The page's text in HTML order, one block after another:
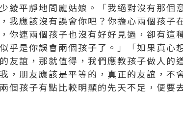
綾平靜地問龐姑娘。「我絕對沒有那個
我應該沒有誤會你吧？你擔心兩個孩子
你連兩個孩子也沒有好好見過，卻有這
乎是你誤會兩個孩子了。」「如果真心
友誼，那就值得，我們應教孩子做人的
，朋友應該是平等的，真正的友誼，不
個孩子有點比較明顯的先天不足，便要